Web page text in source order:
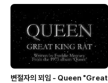
변절자의 꾀임 - Queen "Great